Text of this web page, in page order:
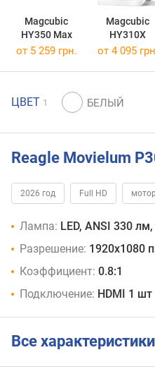
Magcubic
HY350 Max
Magcubic
HY310X
от 5 259 грн. от 4 095
ЦВЕТ 1
Reagle Movielum
2026 год Full HD
Лампа: LED, ANSI 330
Разрешение: 1920x1080
Коэффициент: 0.8:1
Подключение: HDMI 1 шт
Все характеристики